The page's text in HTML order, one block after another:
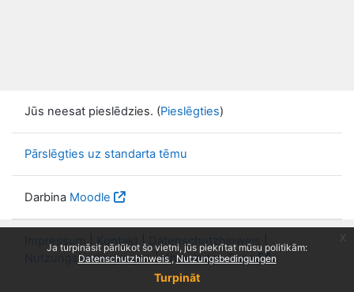
Ja turpināsit pārlūkot šo vietni, jūs piekrītat mūsu politikām:
Datenschutzhinweis
Nutzungsbedingungen
Turpināt
Jūs neesat pieslēdzies. (Pieslēgties)
Pārslēgties uz standarta tēmu
Darbina Moodle
Impressum |Kontakt | Datenschutzhinweis
Nutzungsbedingungen|Knowledge Base